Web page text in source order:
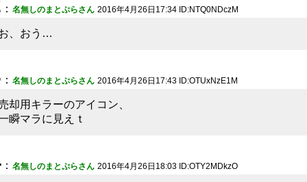
： 名無しのまとぷらさん 2016年4月26日17:34 ID:NTQ0NDczM
、おう…
： 名無しのまとぷらさん 2016年4月26日17:43 ID:OTUxNzE1M
却用キラーのアイコン、
瞬マラに見えｔ
： 名無しのまとぷらさん 2016年4月26日18:03 ID:OTY2MDkzO